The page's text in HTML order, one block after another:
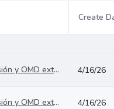
Create
Emisión y OMD externa Abril 2025 4/16/26
Emisión y OMD externa Septiembre 2025 4/16/26